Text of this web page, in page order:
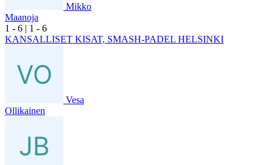
Mikko
Maanoja
1 - 6 | 1 - 6
KANSALLISET KISAT, SMASH-PADEL HELSINKI
Vesa
Ollikainen